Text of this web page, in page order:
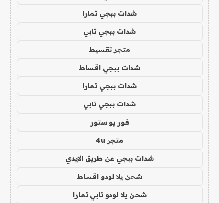
شدات ببجي تمارا
شدات ببجي تابي
متجر تقسيط
شدات ببجي اقساط
شدات ببجي تمارا
شدات ببجي تابي
فور يو ستور
متجر 4u
شدات ببجي عن طريق الايدي
شحن يلا لودو اقساط
شحن يلا لودو تابي تمارا